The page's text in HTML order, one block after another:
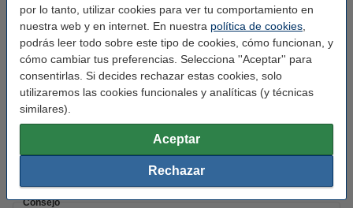
por lo tanto, utilizar cookies para ver tu comportamiento en
nuestra web y en internet. En nuestra política de cookies
podrás leer todo sobre este tipo de cookies, cómo funcionan, y
cómo cambiar tus preferencias. Selecciona ''Aceptar'' para
consentirlas. Si decides rechazar estas cookies, solo
utilizaremos las cookies funcionales y analíticas (y técnicas
similares).
Aceptar
Rechazar
Añade el color amarillo
Canon 055 Y toner amarillo (marca 123tinta)
102,50 €
Consejo: añade papel
Caja papel A4 | 80gr (5x500 hojas)
Consejo